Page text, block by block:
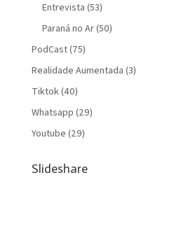
Entrevista (53)
Paraná no Ar(50)
PodCast(75)
Realidade Aumentada (3)
Tiktok(40)
Whatsapp (29)
Youtube (29)
Slideshare